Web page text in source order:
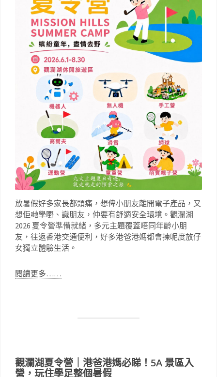
放暑假好多家長都頭痛，想俾小朋友離開電子產品，又
想佢哋學嘢、識朋友，仲要有舒適安全環境。觀瀾湖
2026 夏令營準備就緒，多元主題覆蓋唔同年齡小朋
友，往返香港交通便利，好多港爸港媽都會揀呢度放仔
女獨立體驗生活。
閱讀更多……
觀瀾湖夏令營｜港爸港媽必睇！5A 景區入
營，玩住學足整個暑假